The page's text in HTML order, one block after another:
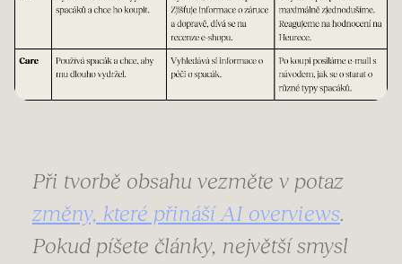
Při tvorbě obsahu vezměte v potaz
změny, které přináší AI overviews.
Pokud píšete články, největší smysl